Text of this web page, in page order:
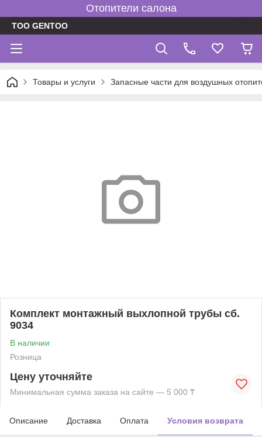
Отопители салона
TOO GENTOO
Товары и услуги Запасные части для воздушных
Комплект монтажный выхлопной трубы сб.
9034
В наличии
Розница
Цену уточняйте
Минимальная сумма заказа на сайте — 5 000 ₸
Описание Доставка Оплата Условия возврата